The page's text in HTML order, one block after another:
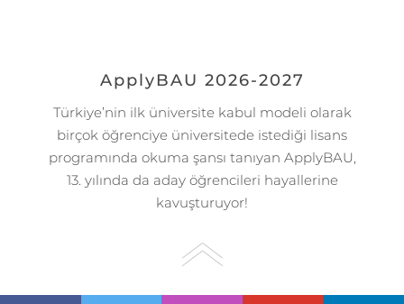
ApplyBAU 2026-2027
Türkiye’nin ilk üniversite kabul modeli olarak
birçok öğrenciye üniversitede istediği lisans
programında okuma şansı tanıyan ApplyBAU,
13. yılında da aday öğrencileri hayallerine
kavuşturuyor!